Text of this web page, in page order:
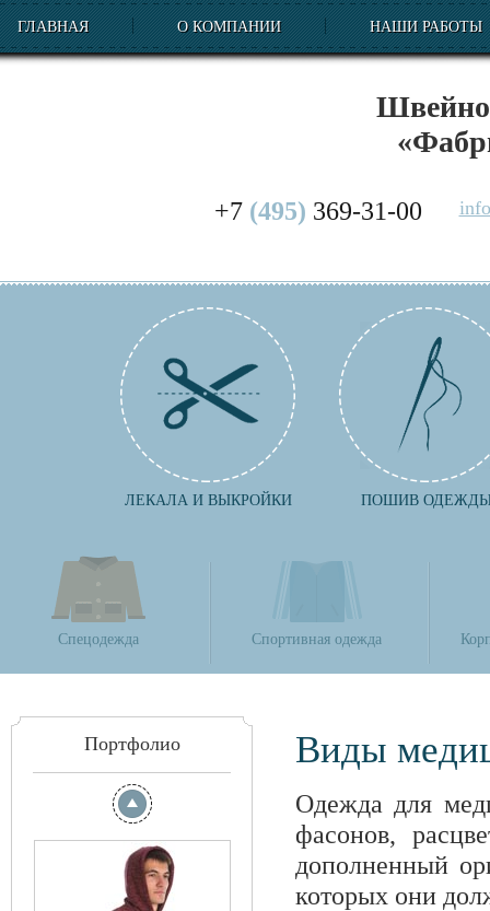
ГЛАВНАЯ О КОМПАНИИ НАШИ РАБОТЫ
+7 (495) 369-31-00
ЛЕКАЛА И ВЫКРОЙКИ ПОШИВ
Спецодежда Спортивная одежда
Виды
Одежда для
фасонов,
дополненный
которых они
Портфолио